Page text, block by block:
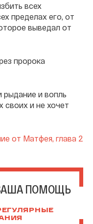
всех
пределах его, от
выведал от
пророка
рыдание и вопль
своих и не хочет
от Матфея, глава 2
ПОМОЩЬ